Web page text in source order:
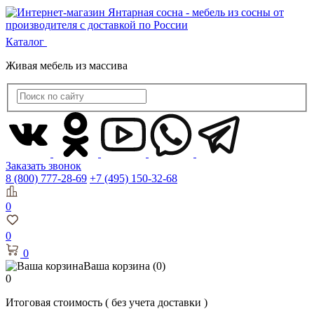
Каталог
Живая мебель из массива
Заказать звонок
8 (800) 777-28-69 +7 (495) 150-32-68
0
0
0
Ваша корзина (0)
0
Итоговая стоимость ( без учета доставки )